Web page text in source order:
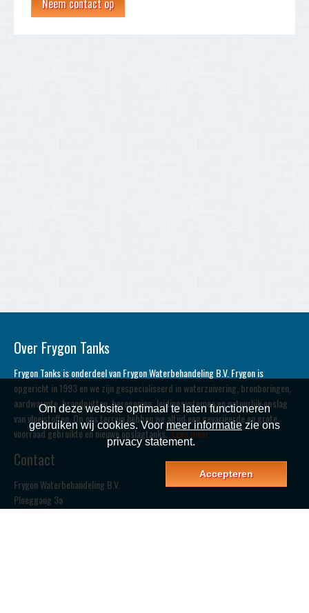
Om deze website optimaal te laten functioneren
gebruiken wij cookies. Voor meer informatiezie ons
privacy statement.
Accepteren
Neem contact op
Over Frygon Tanks
Frygon Tanks is onderdeel van Frygon Waterbehandeling B.V. Frygon is
opgericht in 1993 en we zijn gespecialiseerd in waterzuivering, bronboringen,
aardwarmte, brandputten, beregening, leidingsystemen en natuurlijk opslag
van vloeistoffen. Op ons terrein hebben we altijd een gevarieerde en grote
voorraad gebruikte en nieuwe opslagtanks.Lees meer
Contact
Frygon Waterbehandeling B.V.
Ploeggang 3a